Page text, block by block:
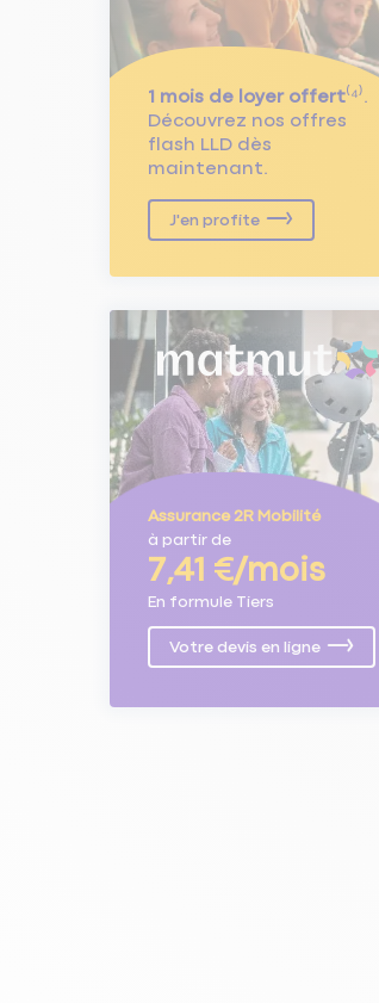
1 mois de loyer offert⁽⁴⁾.
Découvrez nos offres
flash LLD dès
maintenant.
J'en profite
Assurance 2R Mobilité
à partir de
7,41 €/mois
En formule Tiers
Votre devis en ligne